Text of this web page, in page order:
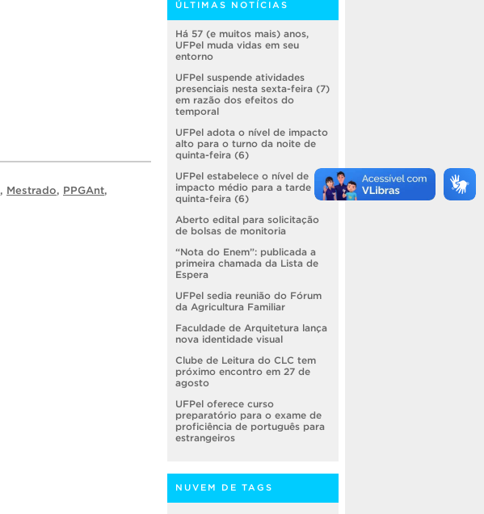
, Mestrado, PPGAnt,
ÚLTIMAS NOTÍCIAS
Há 57 (e muitos mais) anos,
UFPel muda vidas em seu
entorno
UFPel suspende atividades
presenciais nesta sexta-feira (7)
em razão dos efeitos do
temporal
UFPel adota o nível de impacto
alto para o turno da noite de
quinta-feira (6)
UFPel estabelece o nível de
impacto médio para a tarde de
quinta-feira (6)
Aberto edital para solicitação
de bolsas de monitoria
“Nota do Enem”: publicada a
primeira chamada da Lista de
Espera
UFPel sedia reunião do Fórum
da Agricultura Familiar
Faculdade de Arquitetura lança
nova identidade visual
Clube de Leitura do CLC tem
próximo encontro em 27 de
agosto
UFPel oferece curso
preparatório para o exame de
proficiência de português para
estrangeiros
NUVEM DE TAGS